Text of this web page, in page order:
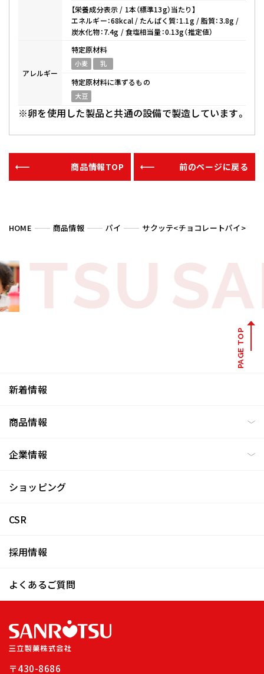
【栄養成分表示 / 1本（標準13g）当たり】
エネルギー：68kcal / たんぱく質：1.1g / 脂質：3.8g /
炭水化物：7.4g / 食塩相当量：0.13g（推定値）
アレルギー
特定原材料
小麦 乳
特定原材料に準ずるもの
大豆
※卵を使用した製品と共通の設備で製造しています。
商品情報TOP 前のページに戻る
HOME 商品情報 パイ サクッテ<チョコレートパイ>
TSU
PAGE TOP
新着情報
商品情報
企業情報
ショッピング
CSR
採用情報
よくあるご質問
〒430-8686